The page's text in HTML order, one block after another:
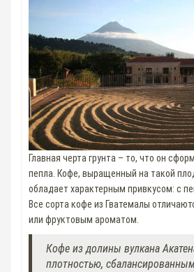
Главная черта грунта – то, что он
пепла. Кофе, выращенный на такой
обладает характерным привкусом: с
Все сорта кофе из Гватемалы
или фруктовым ароматом.
Кофе из долины вулкана
плотностью,